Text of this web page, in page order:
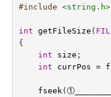
#include <string.h>
int getFileSize (
{
int
size ;
int
currPos =
fseek (①